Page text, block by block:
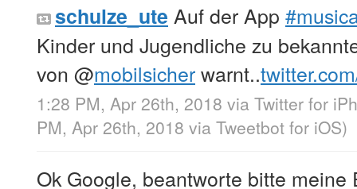
schulze_ute Auf der App
Kinder und Jugendliche zu
von @mobilsicherwarnt..
1:28 PM, Apr 26th, 2018 via Twitter for
PM, Apr 26th, 2018 via Tweetbot for iΟS)
Ok Google, beantworte bitte